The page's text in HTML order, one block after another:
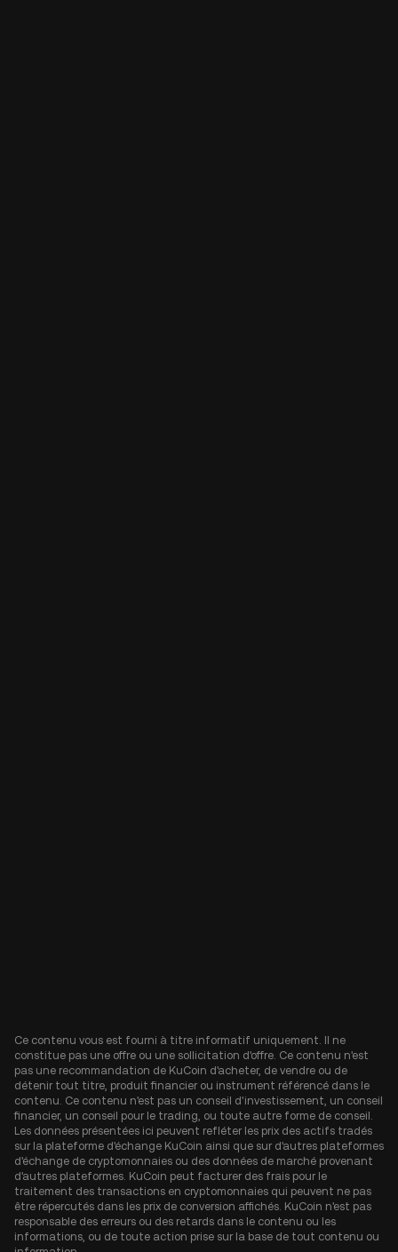
Ce contenu vous est fourni à titre informatif uniquement. Il ne
constitue pas une offre ou une sollicitation d'offre. Ce contenu n'est
pas une recommandation de KuCoin d'acheter, de vendre ou de
détenir tout titre, produit financier ou instrument référencé dans le
contenu. Ce contenu n'est pas un conseil d'investissement, un conseil
financier, un conseil pour le trading, ou toute autre forme de conseil.
Les données présentées ici peuvent refléter les prix des actifs tradés
sur la plateforme d'échange KuCoin ainsi que sur d'autres plateformes
d'échange de cryptomonnaies ou des données de marché provenant
d'autres plateformes. KuCoin peut facturer des frais pour le
traitement des transactions en cryptomonnaies qui peuvent ne pas
être répercutés dans les prix de conversion affichés. KuCoin n'est pas
responsable des erreurs ou des retards dans le contenu ou les
informations, ou de toute action prise sur la base de tout contenu ou